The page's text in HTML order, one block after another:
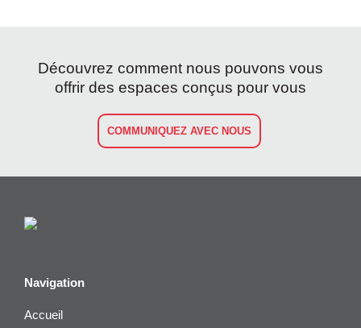
Découvrez comment nous pouvons vous
offrir des espaces conçus pour vous
COMMUNIQUEZ AVEC NOUS
Navigation
Accueil